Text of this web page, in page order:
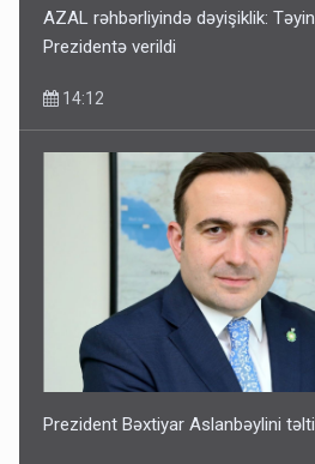
AZAL rəhbərliyində dəyişiklik:
Prezidentə verildi
14:12
Prezident Bəxtiyar Aslanbəylini